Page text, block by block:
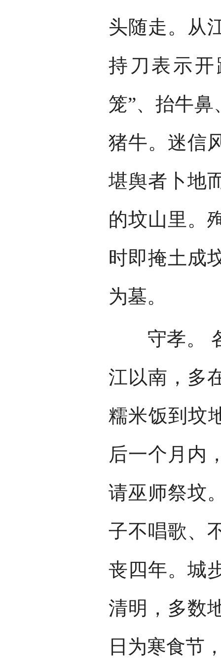
头随走。从
持刀表示
笼”、抬牛
猪牛。迷信
堪舆者卜地
的坟山里。
时即掩土成
为墓。
守孝。 各
江以南，多
糯米饭到坟
后一个月内
请巫师祭坟
子不唱歌、
丧四年。城
清明，多数
日为寒食节